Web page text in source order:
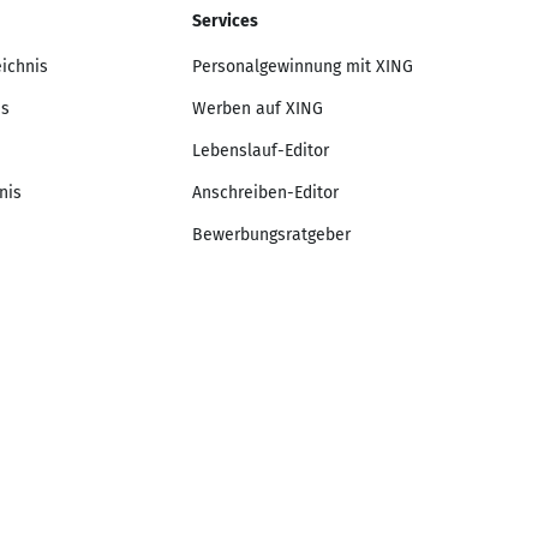
Services
Personalgewinnung mit XING
Werben auf XING
Lebenslauf-Editor
Anschreiben-Editor
Bewerbungsratgeber